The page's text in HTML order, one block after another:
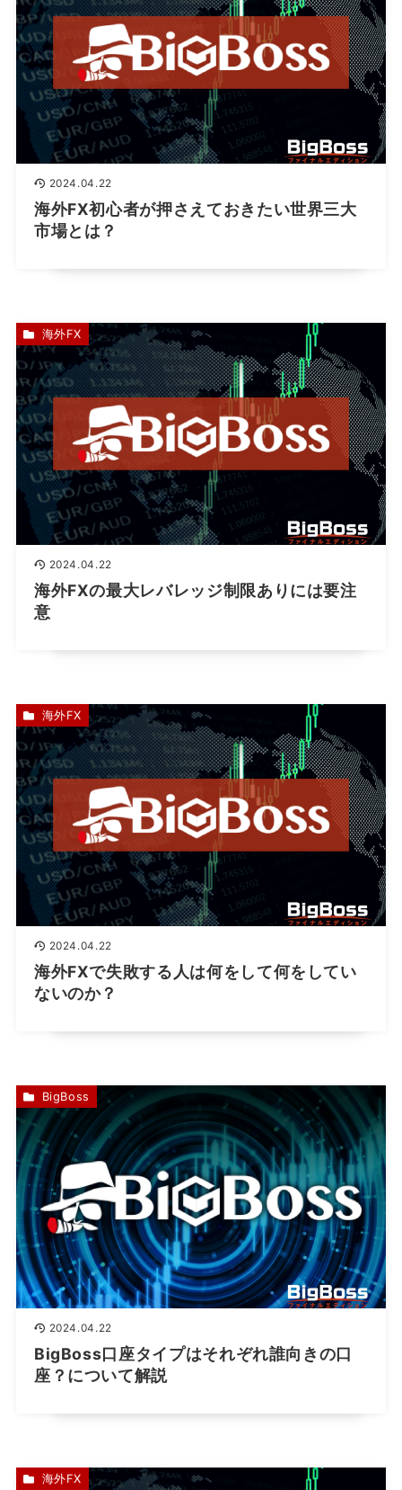
2024.04.22
海外FX初心者が押さえておきたい世界三大
市場とは？
2024.04.22
海外FXの最大レバレッジ制限ありには要注
意
海外FX
2024.04.22
海外FXで失敗する人は何をして何をしてい
ないのか？
海外FX
2024.04.22
BigBoss口座タイプはそれぞれ誰向きの口
座？について解説
BigBoss
海外FX